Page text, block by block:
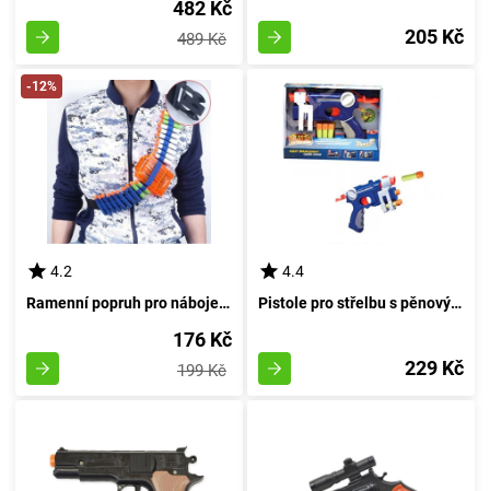
482 Kč
489 Kč 205 Kč
-12%
4.2
Ramenní popruh pro náboje pro pistole NERF
176 Kč
199 Kč
4.4
Pistole pro střelbu s pěnovými náboji
229 Kč